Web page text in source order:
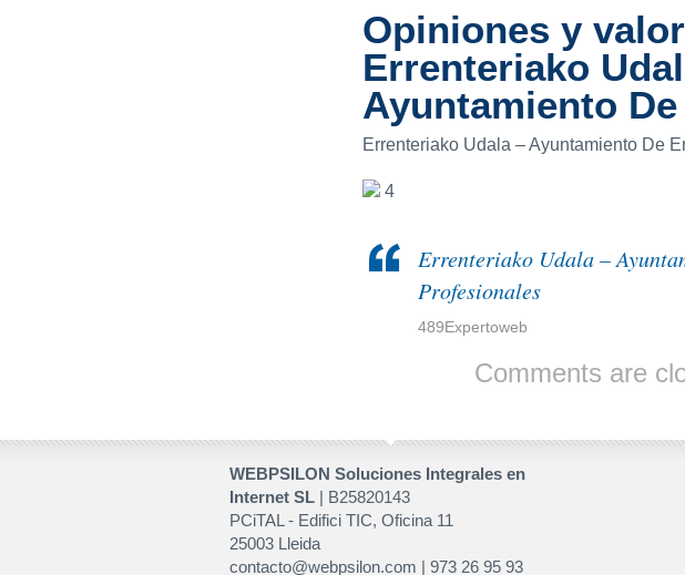
Opiniones y
Errenteriako
Ayuntamiento
Errenteriako Udala – Ayuntamiento De
4
Errenteriako Udala –
Profesionales
489Expertoweb
Comments are
WEBPSILON Soluciones Integrales en
Internet SL | B25820143
PCiTAL - Edifici TIC, Oficina 11
25003 Lleida
contacto@webpsilon.com | 973 26 95 93